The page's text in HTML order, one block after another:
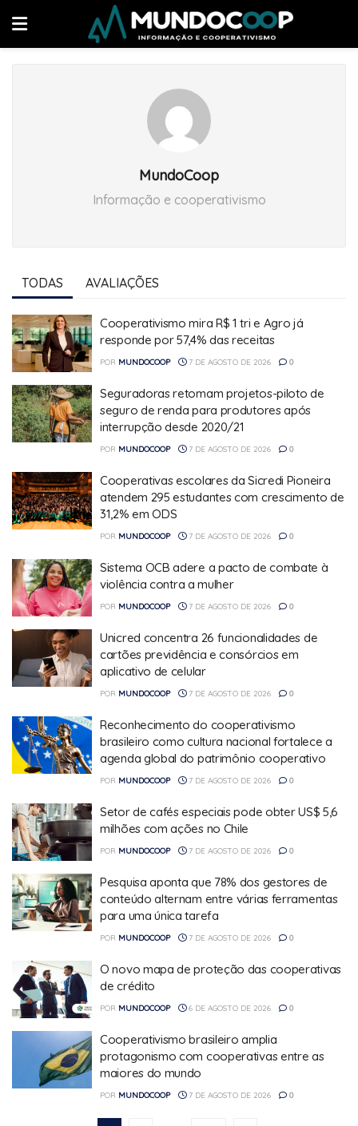
MundoCoop
Informação e cooperativismo
TODAS AVALIAÇÕES
Cooperativismo mira R$ 1 tri e Agro já
responde por 57,4% das receitas
POR MUNDOCOOP 7 DE AGOSTO DE 2026 0
Seguradoras retomam projetos-piloto de
seguro de renda para produtores após
interrupção desde 2020/21
POR MUNDOCOOP 7 DE AGOSTO DE 2026 0
Cooperativas escolares da Sicredi Pioneira
atendem 295 estudantes com crescimento de
31,2% em ODS
POR MUNDOCOOP 7 DE AGOSTO DE 2026 0
Sistema OCB adere a pacto de combate à
violência contra a mulher
POR MUNDOCOOP 7 DE AGOSTO DE 2026 0
Unicred concentra 26 funcionalidades de
cartões previdência e consórcios em
aplicativo de celular
POR MUNDOCOOP 7 DE AGOSTO DE 2026 0
Reconhecimento do cooperativismo
brasileiro como cultura nacional fortalece a
agenda global do patrimônio cooperativo
POR MUNDOCOOP 7 DE AGOSTO DE 2026 0
Setor de cafés especiais pode obter US$ 5,6
milhões com ações no Chile
POR MUNDOCOOP 7 DE AGOSTO DE 2026 0
Pesquisa aponta que 78% dos gestores de
conteúdo alternam entre várias ferramentas
para uma única tarefa
POR MUNDOCOOP 7 DE AGOSTO DE 2026 0
O novo mapa de proteção das cooperativas
de crédito
POR MUNDOCOOP 6 DE AGOSTO DE 2026 0
Cooperativismo brasileiro amplia
protagonismo com cooperativas entre as
maiores do mundo
POR MUNDOCOOP 7 DE AGOSTO DE 2026 0